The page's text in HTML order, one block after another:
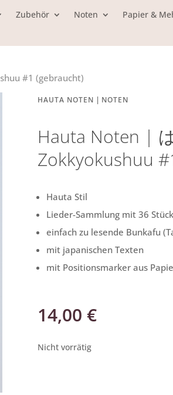
Zubehör Noten Papier &
#1 (gebraucht)
HAUTA NOTEN | NOTEN
Hauta Noten |
Zokkyokushuu
Hauta Stil
Lieder-Sammlung mit 36
einfach zu lesende Bunkafu
mit japanischen Texten
mit Positionsmarker aus
14,00 €
Nicht vorrätig